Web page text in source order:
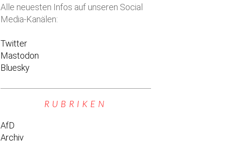
Alle neuesten Infos auf unseren Social
Media-Kanälen:
Twitter
Mastodon
Bluesky
RUBRIKEN
AfD
Archiv